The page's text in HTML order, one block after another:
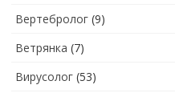
Вертебролог (9)
Ветрянка (7)
Вирусолог (53)